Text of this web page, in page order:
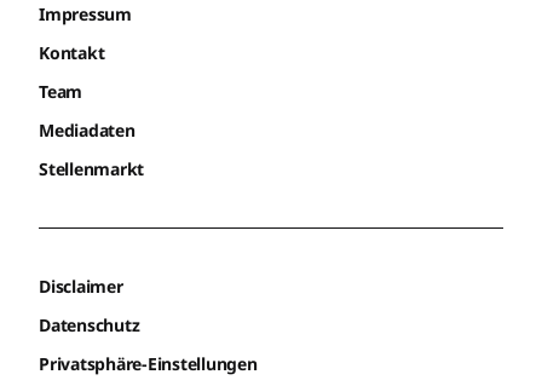
Impressum
Kontakt
Team
Mediadaten
Stellenmarkt
Disclaimer
Datenschutz
Privatsphäre-Einstellungen